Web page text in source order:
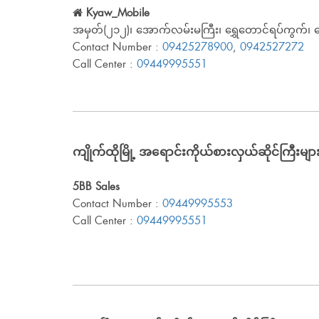
Kyaw_Mobile
အမှတ်(၂၁၂)၊ အောက်လမ်းမကြီး၊ ရွှေတောင်ရပ်ကွက်၊
Contact Number : 09425278900, 0942527272
Call Center : 09449995551
ကျိုက်ထိုမြို့ အရောင်းကိုယ်စားလှယ်ဆိုင်ကြီးမျာ
5BB Sales
Contact Number : 09449995553
Call Center : 09449995551